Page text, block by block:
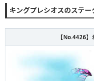
キングプレシオスのステー
【No.4426